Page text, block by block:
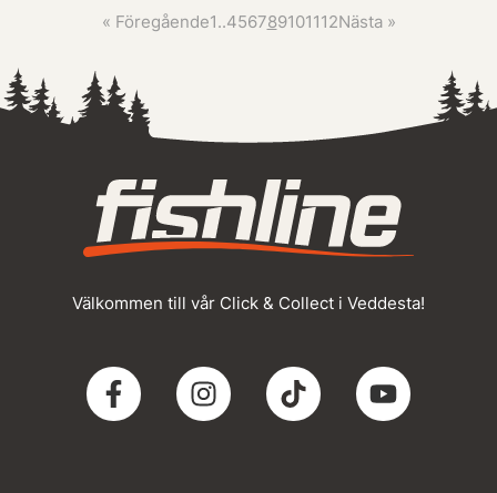
« Föregående1..456789101112Nästa »
Välkommen till vår Click & Collect i Veddesta!